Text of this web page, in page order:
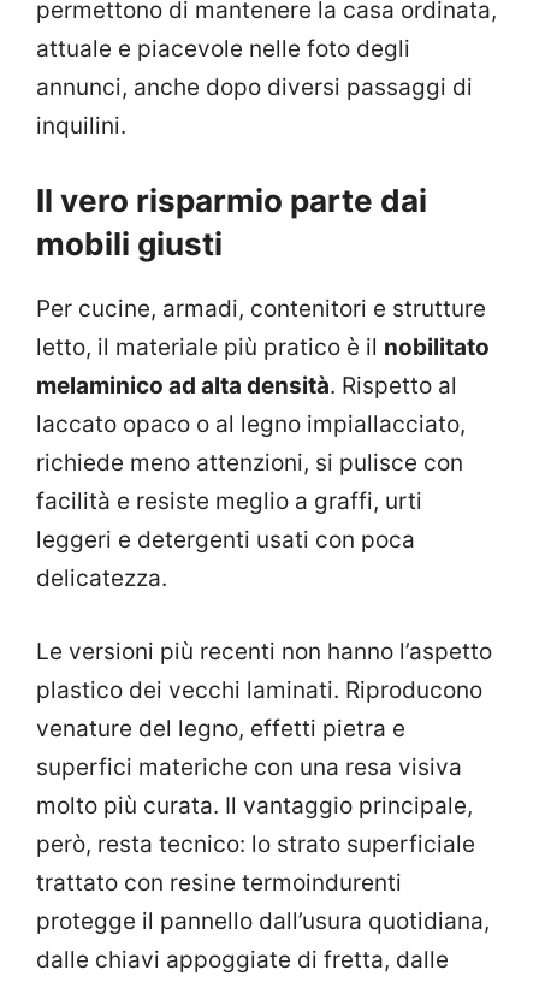
permettono di mantenere la casa ordinata,
attuale e piacevole nelle foto degli
annunci, anche dopo diversi passaggi di
inquilini.
Il vero risparmio parte dai
mobili giusti
Per cucine, armadi, contenitori e strutture
letto, il materiale più pratico è il nobilitato
melaminico ad alta densità. Rispetto al
laccato opaco o al legno impiallacciato,
richiede meno attenzioni, si pulisce con
facilità e resiste meglio a graffi, urti
leggeri e detergenti usati con poca
delicatezza.
Le versioni più recenti non hanno l’aspetto
plastico dei vecchi laminati. Riproducono
venature del legno, effetti pietra e
superfici materiche con una resa visiva
molto più curata. Il vantaggio principale,
però, resta tecnico: lo strato superficiale
trattato con resine termoindurenti
protegge il pannello dall’usura quotidiana,
dalle chiavi appoggiate di fretta, dalle